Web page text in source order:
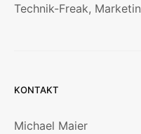
Technik-Freak,
KONTAKT
Michael Maier